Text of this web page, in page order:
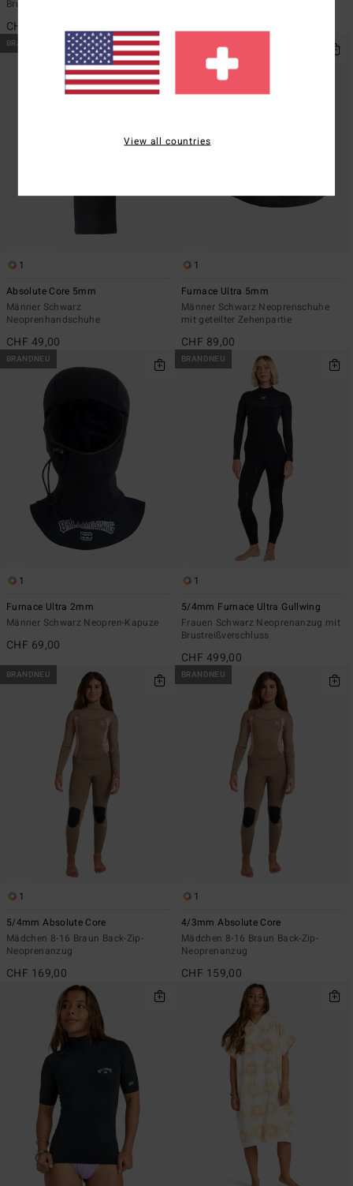
Brustreißverschluss
CHF 399,00
BRANDNEU
1
Absolute Core 5mm
Männer Schwarz
Neoprenhandschuhe
CHF 49,00
1
Furnace Ultra 5mm
Männer Schwarz Neoprenschuhe
mit geteilter Zehenpartie
CHF 89,00
BRANDNEU
1
Furnace Ultra 2mm
Männer Schwarz Neopren-Kapuze
CHF 69,00
BRANDNEU
1
5/4mm Furnace Ultra Gullwing
Frauen Schwarz Neoprenanzug mit
Brustreißverschluss
CHF 499,00
BRANDNEU
1
5/4mm Absolute Core
Mädchen 8-16 Braun Back-Zip-
Neoprenanzug
CHF 169,00
BRANDNEU
1
4/3mm Absolute Core
Mädchen 8-16 Braun Back-Zip-
Neoprenanzug
CHF 159,00
View all countries